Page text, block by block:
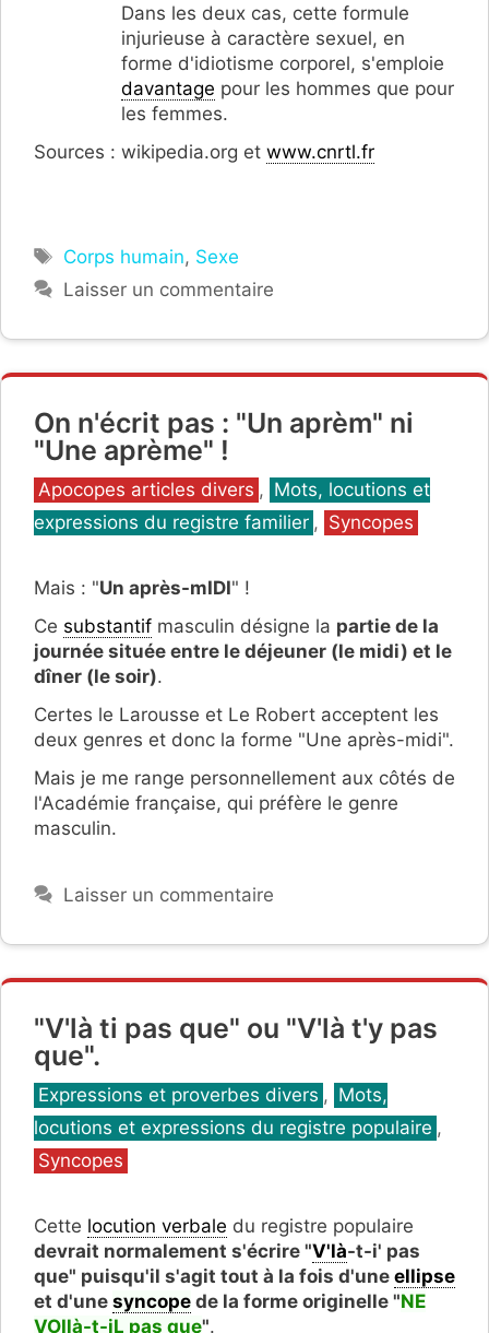
Dans les deux cas, cette formule
injurieuse à caractère sexuel, en
forme d'idiotisme corporel, s'emploie
davantage pour les hommes que pour
les femmes.
Sources : wikipedia.org et www.cnrtl.fr
Étiquettes
Corps humain, Sexe
Laisser un commentaire
On n'écrit pas : "Un aprèm" ni
"Une aprème" !
Catégories
Apocopes articles divers , Mots, locutions et
expressions du registre familier , Syncopes
Mais : "Un après-mIDI" !
Ce substantif masculin désigne la partie de la
journée située entre le déjeuner (le midi) et le
dîner (le soir).
Certes le Larousse et Le Robert acceptent les
deux genres et donc la forme "Une après-midi".
Mais je me range personnellement aux côtés de
l'Académie française, qui préfère le genre
masculin.
Laisser un commentaire
"V'là ti pas que" ou "V'là t'y pas
que".
Catégories
Expressions et proverbes divers , Mots,
locutions et expressions du registre populaire ,
Syncopes
Cette locution verbale du registre populaire
devrait normalement s'écrire "V'là-t-i' pas
que" puisqu'il s'agit tout à la fois d'une ellipse
et d'une syncope de la forme originelle "NE
VOIlà-t-iL pas que".